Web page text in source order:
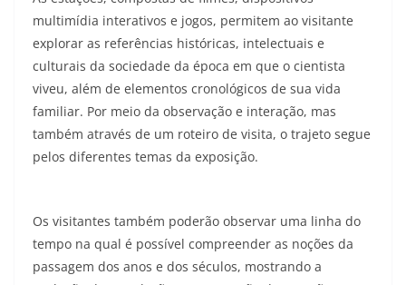
multimídia interativos e jogos, permitem ao visitante
explorar as referências históricas, intelectuais e
culturais da sociedade da época em que o cientista
viveu, além de elementos cronológicos de sua vida
familiar. Por meio da observação e interação, mas
também através de um roteiro de visita, o trajeto segue
pelos diferentes temas da exposição.
Os visitantes também poderão observar uma linha do
tempo na qual é possível compreender as noções da
passagem dos anos e dos séculos, mostrando a